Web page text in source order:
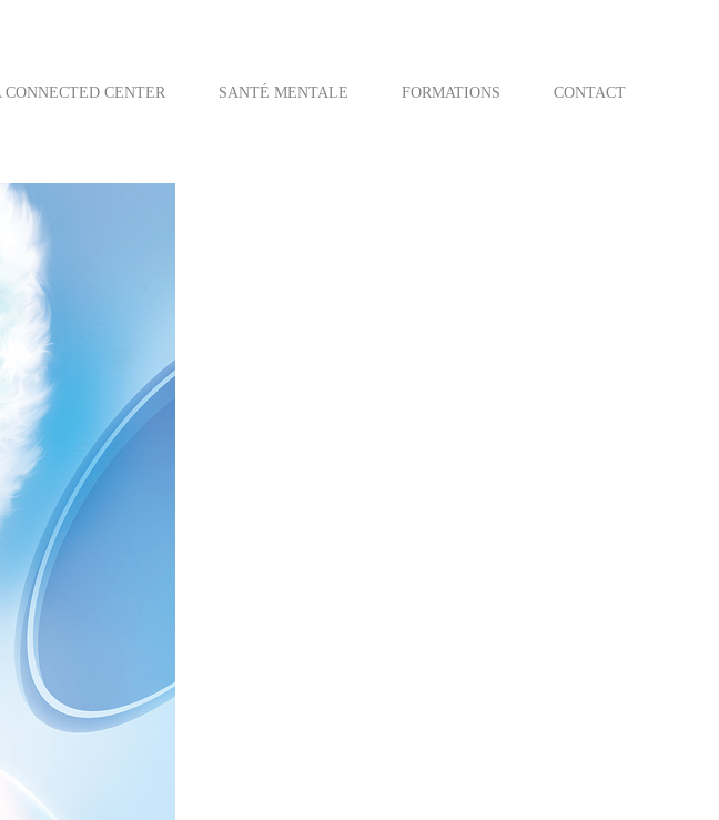
CONNECTED CENTER SANTÉ MENTALE FORMATIONS CONTACT